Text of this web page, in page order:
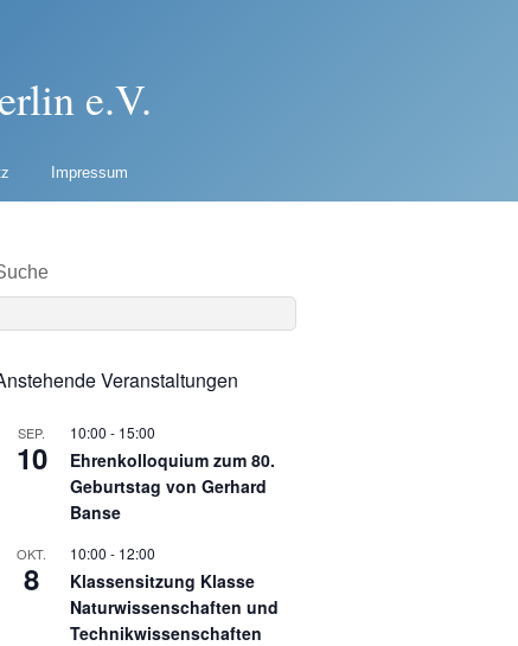
e.V.
Impressum
Veranstaltungen
SEP.
10
10:00 - 15:00
Ehrenkolloquium zum 80.
Geburtstag von Gerhard
Banse
OKT.
8
10:00 - 12:00
Klassensitzung Klasse
Naturwissenschaften und
Technikwissenschaften